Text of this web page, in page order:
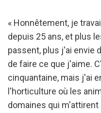
« Honnêtement, je
depuis 25 ans, et plus
passent, plus j'ai envie
de faire ce que j'aime.
cinquantaine, mais j'ai
l'horticulture où les
domaines qui m'attirent